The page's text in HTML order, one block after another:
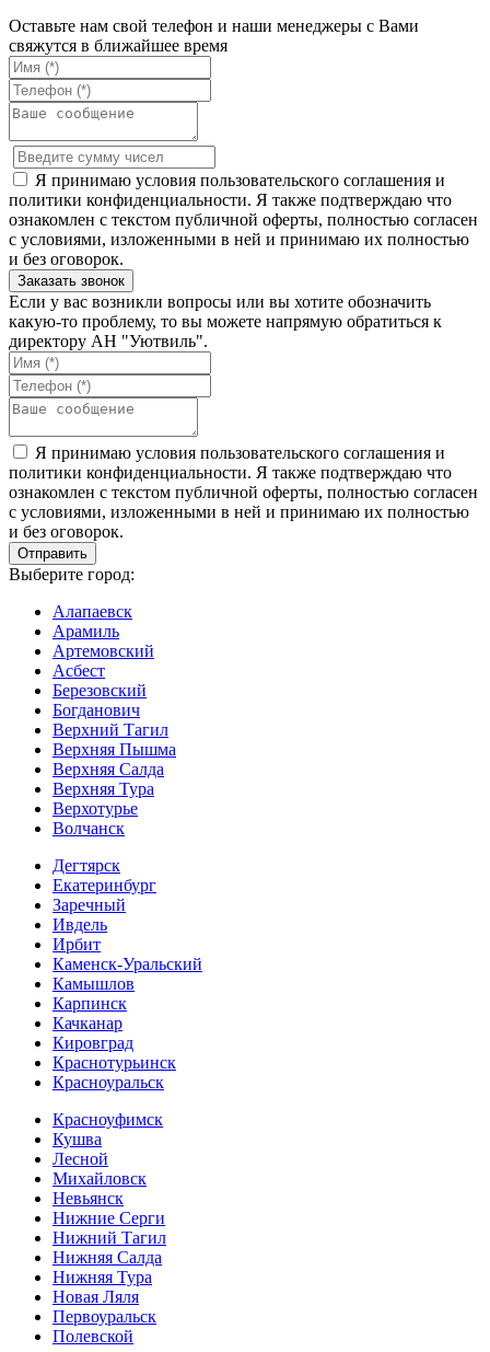
Оставьте нам свой телефон и наши менеджеры с Вами
свяжутся в ближайшее время
Я принимаю условия пользовательского соглашения и
политики конфиденциальности. Я также подтверждаю что
ознакомлен с текстом публичной оферты, полностью согласен
с условиями, изложенными в ней и принимаю их полностью
и без оговорок.
Если у вас возникли вопросы или вы хотите обозначить
какую-то проблему, то вы можете напрямую обратиться к
директору АН "Уютвиль".
Я принимаю условия пользовательского соглашения и
политики конфиденциальности. Я также подтверждаю что
ознакомлен с текстом публичной оферты, полностью согласен
с условиями, изложенными в ней и принимаю их полностью
и без оговорок.
Выберите город:
Алапаевск
Арамиль
Артемовский
Асбест
Березовский
Богданович
Верхний Тагил
Верхняя Пышма
Верхняя Салда
Верхняя Тура
Верхотурье
Волчанск
Дегтярск
Екатеринбург
Заречный
Ивдель
Ирбит
Каменск-Уральский
Камышлов
Карпинск
Качканар
Кировград
Краснотурьинск
Красноуральск
Красноуфимск
Кушва
Лесной
Михайловск
Невьянск
Нижние Серги
Нижний Тагил
Нижняя Салда
Нижняя Тура
Новая Ляля
Первоуральск
Полевской